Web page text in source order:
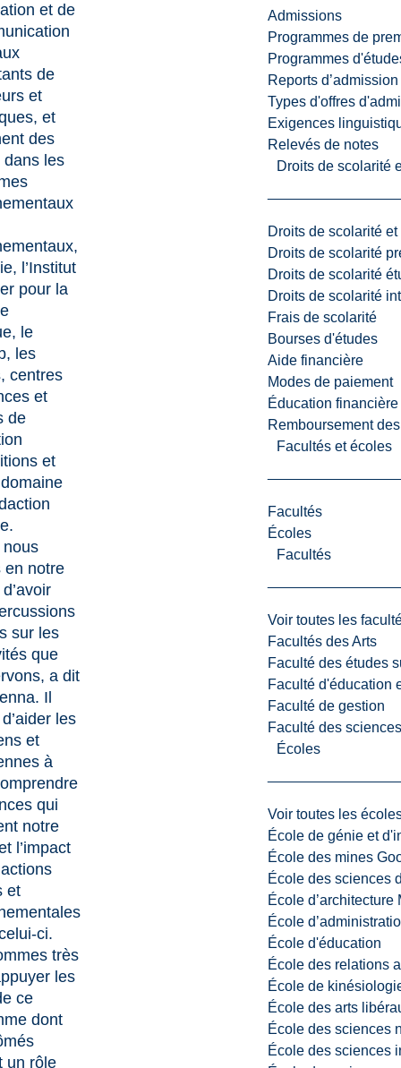
Admissions
Programmes de
Programmes
Reports d’admission
Types d'offres
Exigences
Relevés de notes
Droits de scolarité
Droits de scolarité
Droits de scolarité
Droits de scolarité
Droits de scolarité
Frais de scolarité
Bourses d'études
Aide financière
Modes de paiement
Éducation financière
Remboursement
Facultés et écoles
Facultés
Écoles
Facultés
Voir toutes les
Facultés des Arts
Faculté des études
Faculté d'éducation
Faculté de gestion
Faculté des
Écoles
Voir toutes les
École de génie et
École des mines
École des sciences
École d’architecture
École
École d'éducation
École des relations
École de
École des arts
École des sciences
École des sciences
et de
de
et
et
des
les
l’Institut
pour la
le
les
centres
et
de
et
en notre
sur les
que
a dit
Il
les
et
à
qui
notre
l’impact
et
ci.
très
les
ce
dont
un rôle